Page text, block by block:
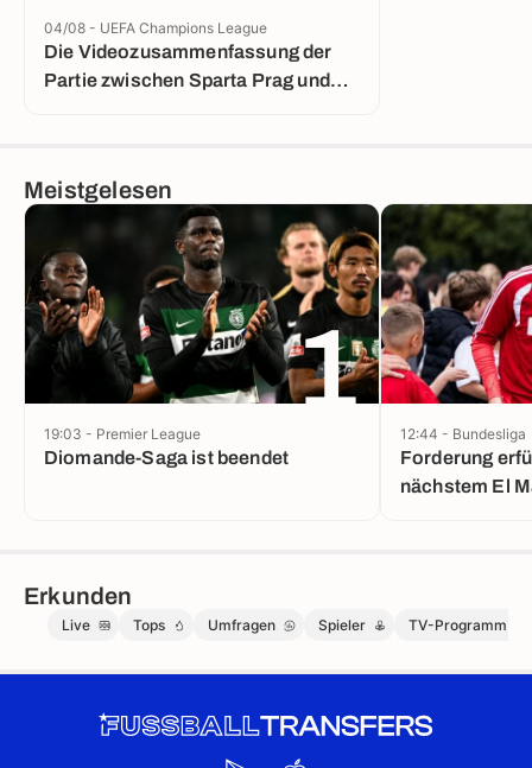
Die Videozusammenfassung der
Partie zwischen Sparta Prag und
04/08 - UEFA Champions League
Meistgelesen
1
Diomande-Saga ist beendet
19:03 - Premier League
Forderung erfüllt:
nächstem El
12:44 - Bundesliga
Erkunden
Live Tops Umfragen Spieler TV-Programm